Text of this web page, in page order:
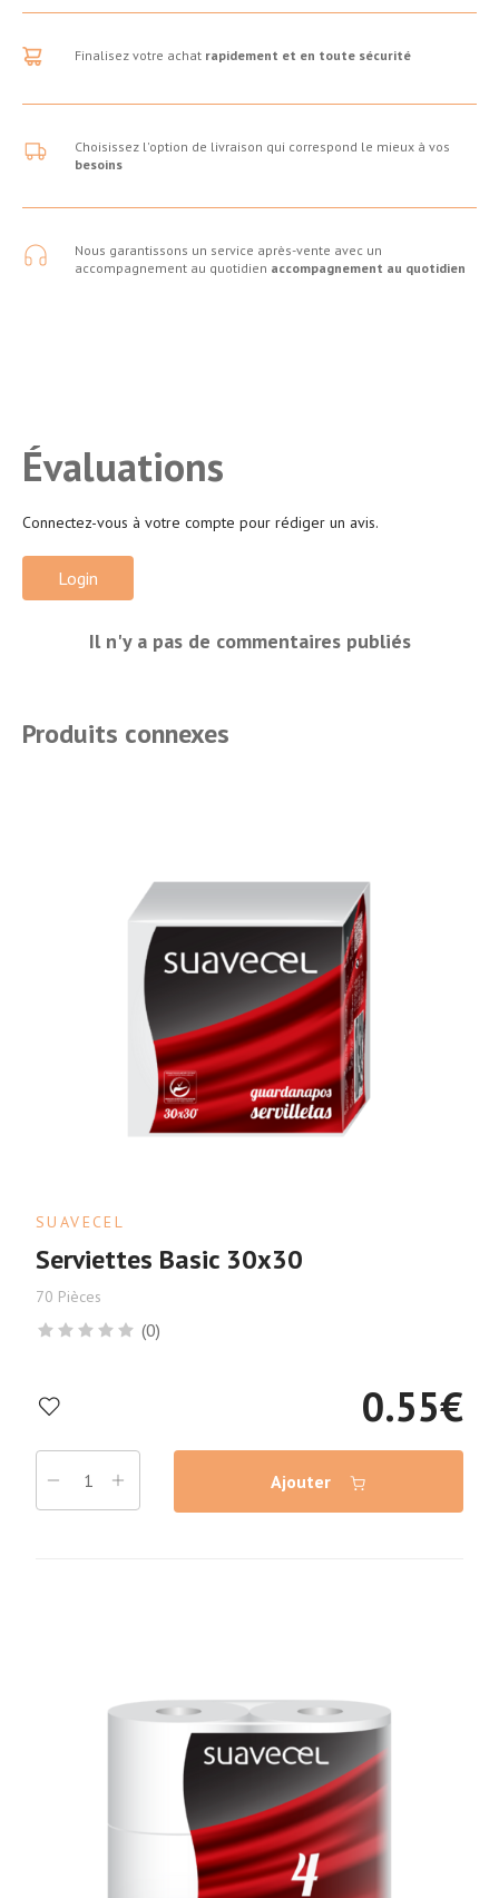
Finalisez votre achat rapidement et en toute sécurité
Choisissez l'option de livraison qui correspond le mieux à vos
besoins
Nous garantissons un service après-vente avec un
accompagnement au quotidien accompagnement au quotidien
Évaluations
Connectez-vous à votre compte pour rédiger un avis.
Login
Il n'y a pas de commentaires publiés
Produits connexes
SUAVECEL
Serviettes Basic 30x30
70 Pièces
(0)
0.55€
Ajouter